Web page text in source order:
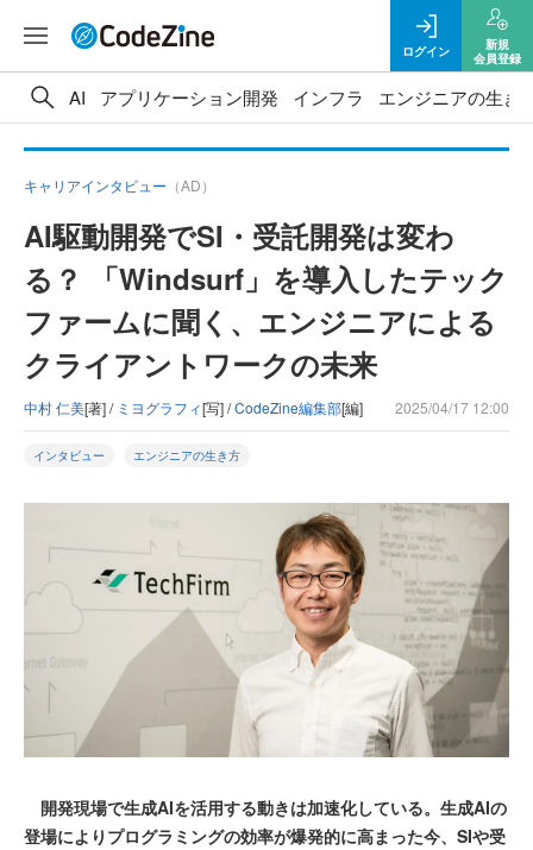
ログイン
新規
会員登録
AI アプリケーション開発 インフラ エンジニアの生き
キャリアインタビュー （AD）
AI駆動開発でSI・受託開発は変わ
る？ 「Windsurf」を導入したテック
ファームに聞く、エンジニアによる
クライアントワークの未来
中村 仁美[著] / ミヨグラフィ[写] /CodeZine編集部[編] 2025/04/17 12:00
インタビュー エンジニアの生き方
開発現場で生成AIを活用する動きは加速化している。生成AIの
登場によりプログラミングの効率が爆発的に高まった今、SIや受